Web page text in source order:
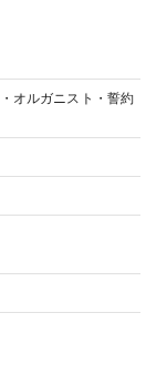
オルガニスト・誓約